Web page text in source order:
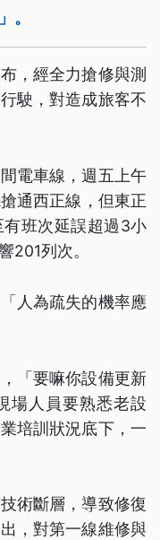
。
，經全力搶修與測
駛，對造成旅客不
電車線，週五上午
通西正線，但東正
班次延誤超過3小
201列次。
人為疏失的機率應
「要嘛你設備更新
場人員要熟悉老設
培訓狀況底下，一
術斷層，導致修復
，對第一線維修與